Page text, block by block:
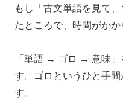
もし「古文単語を見て
たところで、時間がかか
「単語 → ゴロ → 意味
す。ゴロというひと手
す。